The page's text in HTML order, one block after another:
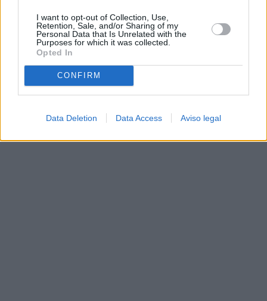
I want to opt-out of Collection, Use,
Retention, Sale, and/or Sharing of my
Personal Data that Is Unrelated with the
Purposes for which it was collected.
Opted In
CONFIRM
Data Deletion Data Access Aviso legal